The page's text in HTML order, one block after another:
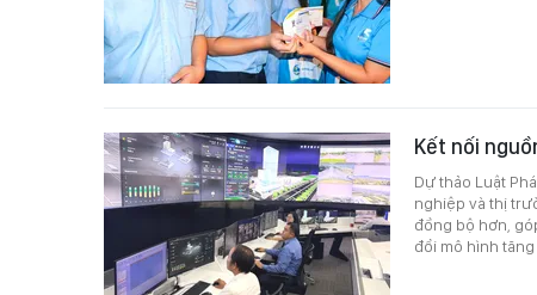
Kết nối
Dự thảo Luật
nghiệp và thị
đồng bộ hơn,
đổi mô hình